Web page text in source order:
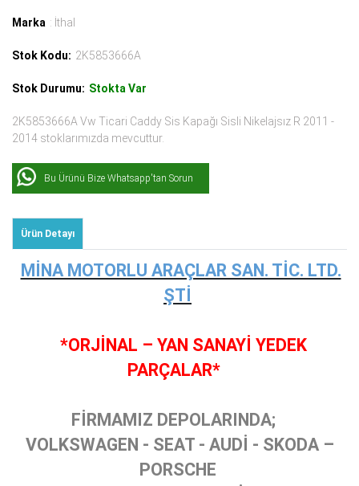
Marka : İthal
Stok Kodu: 2K5853666A
Stok Durumu: Stokta Var
2K5853666A Vw Ticari Caddy Sis Kapağı Sisli Nikelajsız R 2011 -
2014 stoklarımızda mevcuttur.
Bu Ürünü Bize Whatsapp'tan Sorun
Ürün Detayı
MİNA MOTORLU ARAÇLAR SAN. TİC. LTD.
ŞTİ
*ORJİNAL – YAN SANAYİ YEDEK
PARÇALAR*
FİRMAMIZ DEPOLARINDA;
VOLKSWAGEN - SEAT - AUDİ - SKODA –
PORSCHE